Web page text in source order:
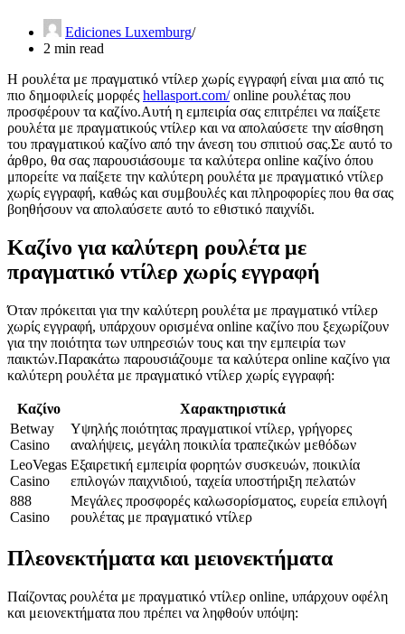
Ediciones Luxemburg
2 min read
Η ρουλέτα με πραγματικό ντίλερ χωρίς εγγραφή είναι μια από τις
πιο δημοφιλείς μορφές hellasport.com/online ρουλέτας που
προσφέρουν τα καζίνο.Αυτή η εμπειρία σας επιτρέπει να παίξετε
ρουλέτα με πραγματικούς ντίλερ και να απολαύσετε την αίσθηση
του πραγματικού καζίνο από την άνεση του σπιτιού σας.Σε αυτό το
άρθρο, θα σας παρουσιάσουμε τα καλύτερα online καζίνο όπου
μπορείτε να παίξετε την καλύτερη ρουλέτα με πραγματικό ντίλερ
χωρίς εγγραφή, καθώς και συμβουλές και πληροφορίες που θα σας
βοηθήσουν να απολαύσετε αυτό το εθιστικό παιχνίδι.
Καζίνο για καλύτερη ρουλέτα με
πραγματικό ντίλερ χωρίς εγγραφή
Όταν πρόκειται για την καλύτερη ρουλέτα με πραγματικό ντίλερ
χωρίς εγγραφή, υπάρχουν ορισμένα online καζίνο που ξεχωρίζουν
για την ποιότητα των υπηρεσιών τους και την εμπειρία των
παικτών.Παρακάτω παρουσιάζουμε τα καλύτερα online καζίνο για
καλύτερη ρουλέτα με πραγματικό ντίλερ χωρίς εγγραφή:
Καζίνο
Χαρακτηριστικά
Betway
Casino
Υψηλής ποιότητας πραγματικοί ντίλερ, γρήγορες
αναλήψεις, μεγάλη ποικιλία τραπεζικών μεθόδων
LeoVegas
Casino
Εξαιρετική εμπειρία φορητών συσκευών, ποικιλία
επιλογών παιχνιδιού, ταχεία υποστήριξη πελατών
888
Casino
Μεγάλες προσφορές καλωσορίσματος, ευρεία επιλογή
ρουλέτας με πραγματικό ντίλερ
Πλεονεκτήματα και μειονεκτήματα
Παίζοντας ρουλέτα με πραγματικό ντίλερ online, υπάρχουν οφέλη
και μειονεκτήματα που πρέπει να ληφθούν υπόψη: